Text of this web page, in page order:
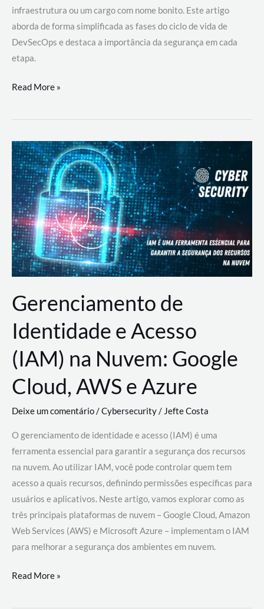
infraestrutura ou um cargo com nome bonito. Este artigo
aborda de forma simplificada as fases do ciclo de vida de
DevSecOps e destaca a importância da segurança em cada
etapa.
DevSecOps
Prática:
Desenvolvimento,
Segurança
e
Operações
Read More »
Gerenciamento de
Identidade e Acesso
(IAM) na Nuvem: Google
Cloud, AWS e Azure
Deixe um comentário/Cybersecurity/ Jefte Costa
O gerenciamento de identidade e acesso (IAM) é uma
ferramenta essencial para garantir a segurança dos recursos
na nuvem. Ao utilizar IAM, você pode controlar quem tem
acesso a quais recursos, definindo permissões específicas para
usuários e aplicativos. Neste artigo, vamos explorar como as
três principais plataformas de nuvem – Google Cloud, Amazon
Web Services (AWS) e Microsoft Azure – implementam o IAM
para melhorar a segurança dos ambientes em nuvem.
Gerenciamento
Read More »